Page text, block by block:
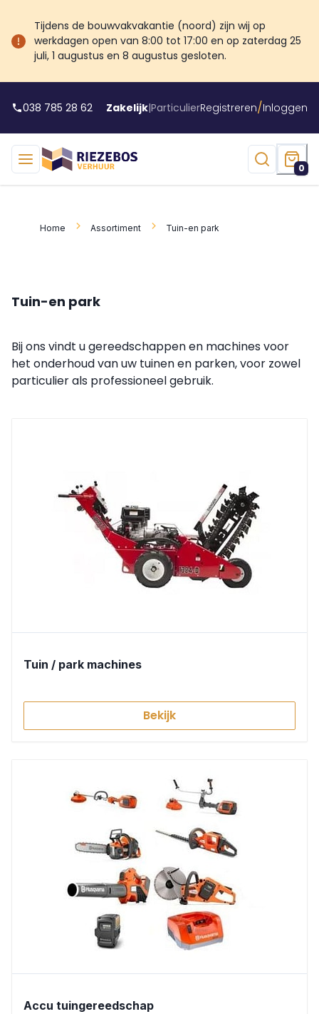
Tijdens de bouwvakvakantie (noord) zijn wij op
werkdagen open van 8:00 tot 17:00 en op zaterdag 25
juli, 1 augustus en 8 augustus gesloten.
038 785 28 62 Zakelijk|ParticulierRegistreren/Inloggen
0
Home Assortiment Tuin-en park
Tuin-en park
Bij ons vindt u gereedschappen en machines voor
het onderhoud van uw tuinen en parken, voor zowel
particulier als professioneel gebruik.
Tuin / park machines
Bekijk
Accu tuingereedschap